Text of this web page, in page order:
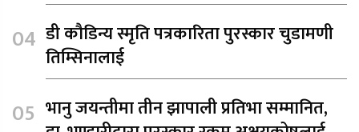
डी कौडिन्य स्मृति पत्रकारिता पुरस्कार चुडामणी
तिम्सिनालाई
भानु जयन्तीमा तीन झापाली प्रतिभा सम्मानित,